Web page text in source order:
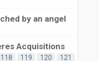
by an angel
Acquisitions
118 119 120 121